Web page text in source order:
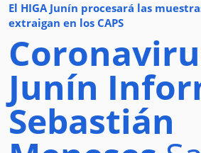
El HIGA Junín procesará las
extraigan en los CAPS
Junín
Sebastián